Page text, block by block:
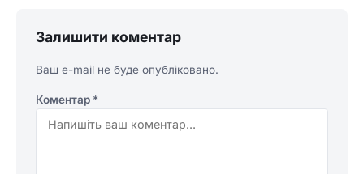
Залишити коментар
Ваш e-mail не буде опубліковано.
Коментар *